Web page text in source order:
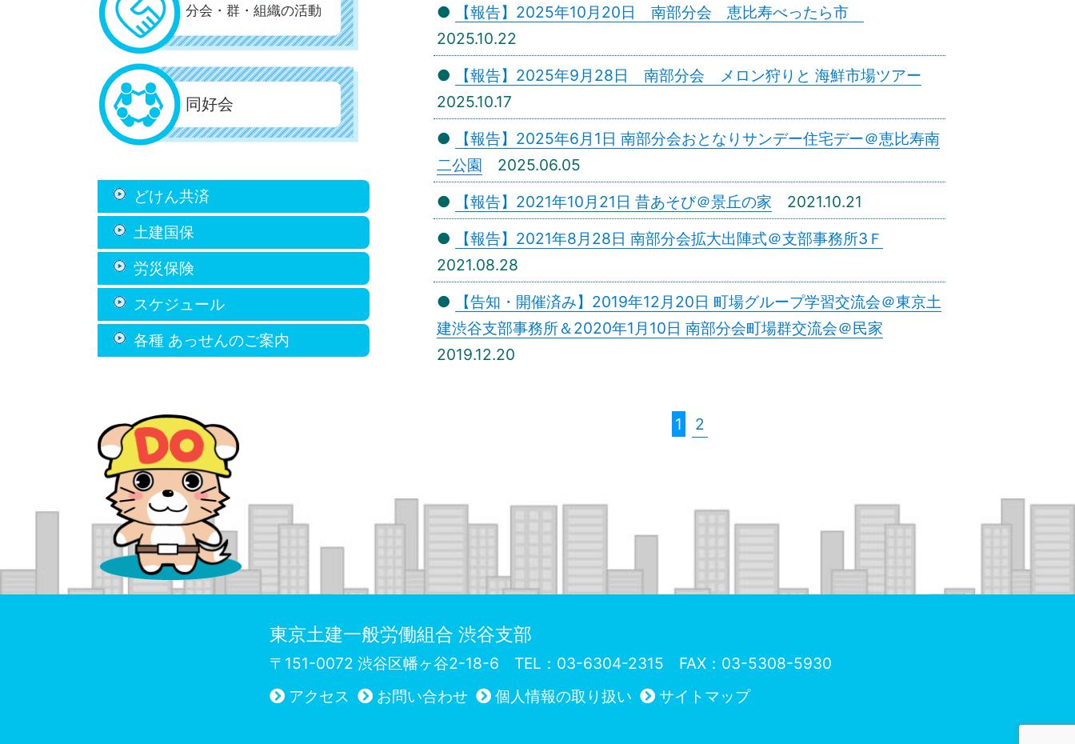
●
【報告】2025年10月20日 南部分会 恵比寿べったら市
2025.10.22
●
【報告】2025年9月28日 南部分会 メロン狩りと 海鮮市場ツアー
2025.10.17
●
【報告】2025年6月1日 南部分会おとなりサンデー住宅デー＠恵比寿南
二公園
2025.06.05
●
【報告】2021年10月21日 昔あそび＠景丘の家
2021.10.21
●
【報告】2021年8月28日 南部分会拡大出陣式＠支部事務所3Ｆ
2021.08.28
●
【告知・開催済み】2019年12月20日 町場グループ学習交流会＠東京土
建渋谷支部事務所＆2020年1月10日 南部分会町場群交流会＠民家
2019.12.20
1 2
分会・群・組織の活動
同好会
どけん共済
土建国保
労災保険
スケジュール
各種 あっせんのご案内
東京土建一般労働組合 渋谷支部
〒151-0072 渋谷区幡ヶ谷2-18-6 TEL：03-6304-2315 FAX：03-5308-5930
アクセス
お問い合わせ 個人情報の取り扱い サイトマップ